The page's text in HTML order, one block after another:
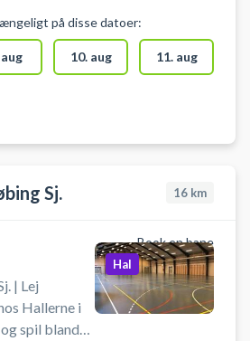
på disse datoer:
10. aug 11. aug
Sj. 16 km
Book en bane
| Lej
Hallerne i
spil blandt
Hal